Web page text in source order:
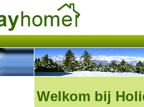
Welkom bij